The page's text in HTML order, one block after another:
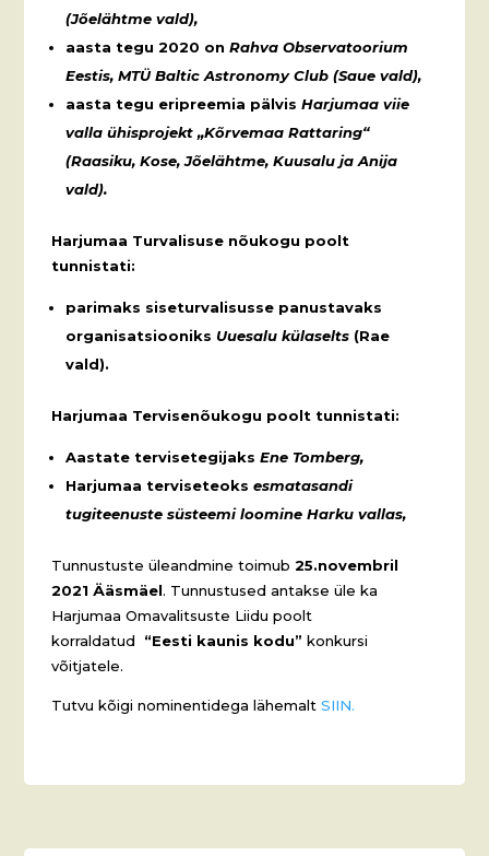
(Jõelähtme vald),
aasta tegu 2020 onRahva Observatoorium
Eestis, MTÜ Baltic Astronomy Club (Saue vald),
aasta tegu eripreemia pälvisHarjumaa viie
valla ühisprojekt „Kõrvemaa Rattaring“
(Raasiku, Kose, Jõelähtme, Kuusalu ja Anija
vald).
Harjumaa Turvalisuse nõukogu poolt
tunnistati:
parimaks siseturvalisusse panustavaks
organisatsiooniks Uuesalu külaselts (Rae
vald).
Harjumaa Tervisenõukogu poolt tunnistati:
Aastate tervisetegijaksEne Tomberg,
Harjumaa terviseteoksesmatasandi
tugiteenuste süsteemi loomine Harku vallas,
Tunnustuste üleandmine toimub25.novembril
2021 Ääsmäel. Tunnustused antakse üle ka
Harjumaa Omavalitsuste Liidu poolt
korraldatud
“Eesti kaunis kodu”konkursi
võitjatele.
Tutvu kõigi nominentidega lähemaltSIIN.